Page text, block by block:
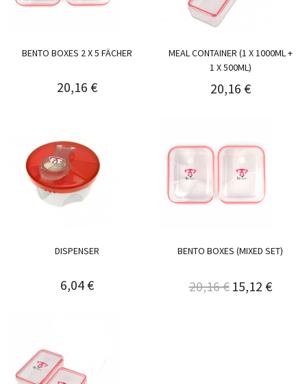
BENTO BOXES 2 X 5 FÄCHER
20,16 €
MEAL CONTAINER (1 X 1000ML +
1 X 500ML)
20,16 €
DISPENSER
6,04 €
BENTO BOXES (MIXED SET)
20,16 € 15,12 €